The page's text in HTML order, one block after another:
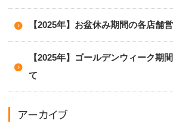
【2025年】お盆休み期間の各店舗
【2025年】ゴールデンウィーク期
て
アーカイブ